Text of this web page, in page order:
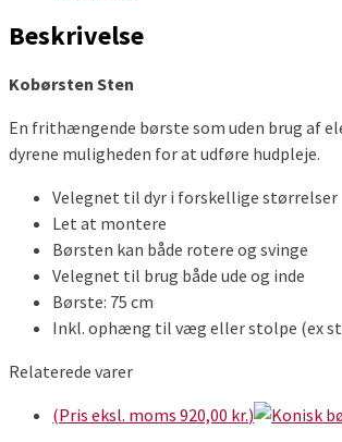
Beskrivelse
Kobørsten Sten
En frithængende børste som uden brug af
dyrene muligheden for at udføre hudpleje.
Velegnet til dyr i forskellige størrelser
Let at montere
Børsten kan både rotere og svinge
Velegnet til brug både ude og inde
Børste: 75 cm
Inkl. ophæng til væg eller stolpe (ex
Relaterede varer
(Pris eksl. moms 920,00 kr.)